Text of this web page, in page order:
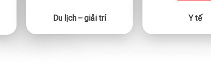
Du lịch – giải trí Y tế